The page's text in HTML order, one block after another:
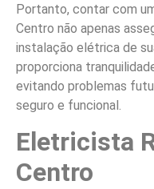
Portanto, contar com
Centro não apenas
instalação elétrica de
proporciona
evitando problemas
seguro e funcional.
Eletricista
Centro